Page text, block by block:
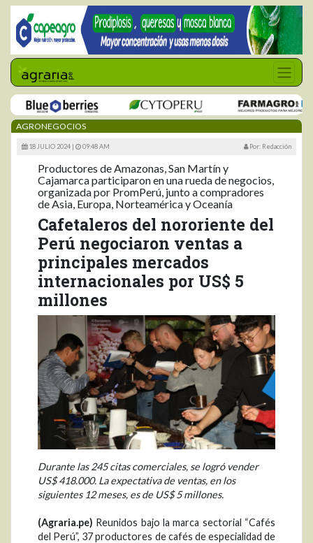
AGRONEGOCIOS
18 JULIO 2024 | 09:48 AM Por: Redacción
Productores de Amazonas, San Martín y
Cajamarca participaron en una rueda de negocios,
organizada por PromPerú, junto a compradores
de Asia, Europa, Norteamérica y Oceanía
Cafetaleros del nororiente del
Perú negociaron ventas a
principales mercados
internacionales por US$ 5
millones
Durante las 245 citas comerciales, se logró vender
US$ 418.000. La expectativa de ventas, en los
siguientes 12 meses, es de US$ 5 millones.
(Agraria.pe) Reunidos bajo la marca sectorial “Cafés
del Perú”, 37 productores de cafés de especialidad de